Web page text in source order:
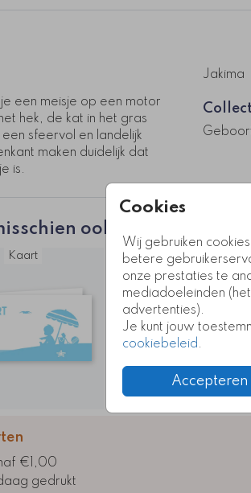
Cookies
Wij gebruiken
betere
onze prestaties te
mediadoeleinden
advertenties).
Je kunt jouw
cookiebeleid.
Accepteren
een meisje op een motor
hek, de kat in het gras
sfeervol en landelijk
maken duidelijk dat
is.
Jakima
ook leuk
Kaart Kaart
€1,00
gedrukt